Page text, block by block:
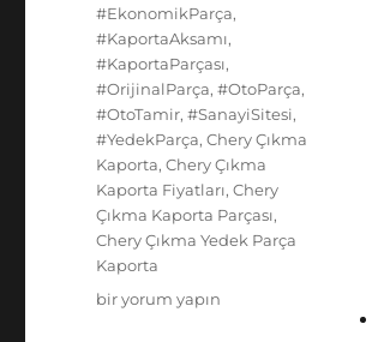
#EkonomikParça,
#KaportaAksamı,
#KaportaParçası,
#OrijinalParça,#OtoParça,
#OtoTamir,#SanayiSitesi,
#YedekParça,Chery Çıkma
Kaporta,Chery Çıkma
Kaporta Fiyatları,Chery
Çıkma Kaporta Parçası,
Chery Çıkma Yedek Parça
Kaporta
Chery
bir yorum yapın